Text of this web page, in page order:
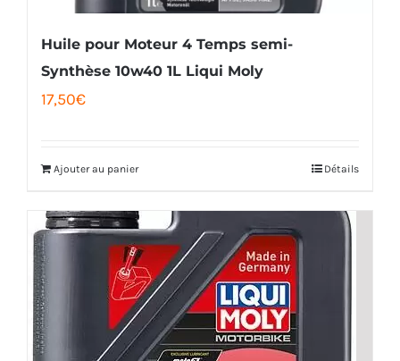
Huile pour Moteur 4 Temps semi-
Synthèse 10w40 1L Liqui Moly
17,50€
Ajouter au panier Détails